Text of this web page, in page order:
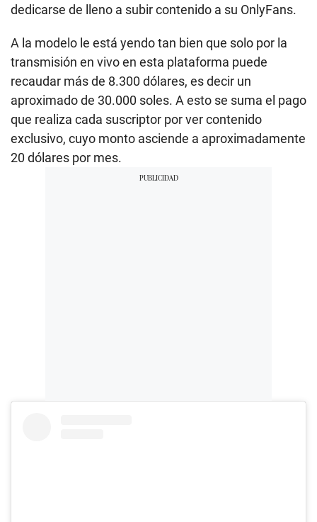
dedicarse de lleno a subir contenido a su OnlyFans.
A la modelo le está yendo tan bien que solo por la
transmisión en vivo en esta plataforma puede
recaudar más de 8.300 dólares, es decir un
aproximado de 30.000 soles. A esto se suma el pago
que realiza cada suscriptor por ver contenido
exclusivo, cuyo monto asciende a aproximadamente
20 dólares por mes.